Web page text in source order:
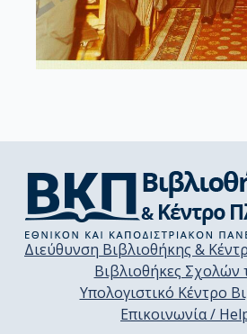
Διεύθυνση Βιβλιοθήκης &
Βιβλιοθήκες Σχολών
Υπολογιστικό Κέντρο
Επικοινωνία /